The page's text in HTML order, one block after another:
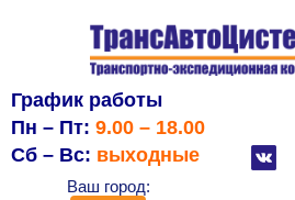
График работы
Пн – Пт: 9.00 – 18.00
Сб – Вс: выходные
Ваш город: